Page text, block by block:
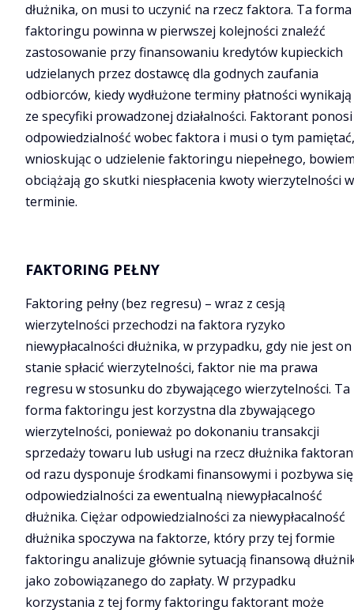
dłużnika, on musi to uczynić na rzecz faktora. Ta forma
faktoringu powinna w pierwszej kolejności znaleźć
zastosowanie przy finansowaniu kredytów kupieckich
udzielanych przez dostawcę dla godnych zaufania
odbiorców, kiedy wydłużone terminy płatności wynikają
ze specyfiki prowadzonej działalności. Faktorant ponosi
odpowiedzialność wobec faktora i musi o tym pamiętać,
wnioskując o udzielenie faktoringu niepełnego,
obciążają go skutki niespłacenia kwoty wierzytelności w
terminie.
FAKTORING PEŁNY
Faktoring pełny (bez regresu) – wraz z cesją
wierzytelności przechodzi na faktora ryzyko
niewypłacalności dłużnika, w przypadku, gdy nie jest
stanie spłacić wierzytelności, faktor nie ma prawa
regresu w stosunku do zbywającego wierzytelności. Ta
forma faktoringu jest korzystna dla zbywającego
wierzytelności, ponieważ po dokonaniu transakcji
sprzedaży towaru lub usługi na rzecz dłużnika
od razu dysponuje środkami finansowymi i pozbywa się
odpowiedzialności za ewentualną niewypłacalność
dłużnika. Ciężar odpowiedzialności za niewypłacalność
dłużnika spoczywa na faktorze, który przy tej formie
faktoringu analizuje głównie sytuacją finansową
jako zobowiązanego do zapłaty. W przypadku
korzystania z tej formy faktoringu faktorant może